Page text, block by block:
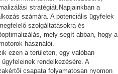
stratégiát.Napjainkban a
számára. A potenciális ügyfelek
szolgáltatásokra és
mely segít abban, hogy a
használói.
ezen a területen, egy valóban
rendelkezésére. A
csapata folyamatosan nyomon